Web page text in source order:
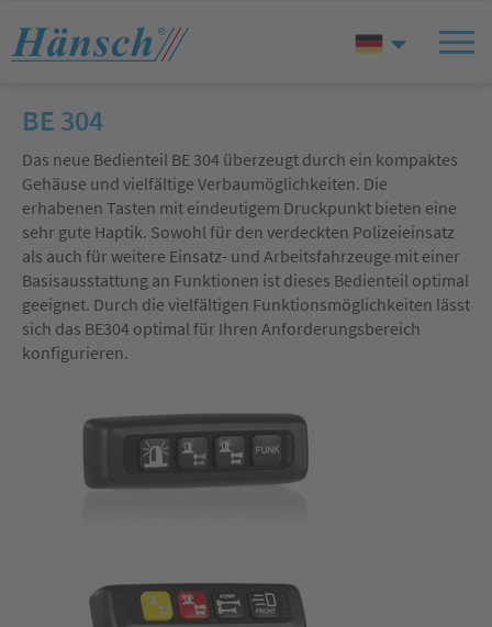
BE 304
Das neue Bedienteil BE 304 überzeugt durch ein kompaktes
Gehäuse und vielfältige Verbaumöglichkeiten. Die
erhabenen Tasten mit eindeutigem Druckpunkt bieten eine
sehr gute Haptik. Sowohl für den verdeckten Polizeieinsatz
als auch für weitere Einsatz- und Arbeitsfahrzeuge mit einer
Basisausstattung an Funktionen ist dieses Bedienteil optimal
geeignet. Durch die vielfältigen Funktionsmöglichkeiten lässt
sich das BE304 optimal für Ihren Anforderungsbereich
konfigurieren.